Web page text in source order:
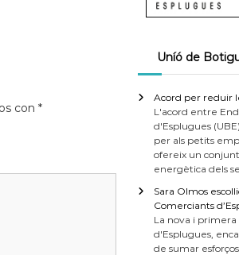
con *
Uníó de
Acord per reduir
L'acord entre
d'Esplugues
per als petits
ofereix un
energètica dels
Sara Olmos
Comerciants
La nova i
d'Esplugues,
de sumar